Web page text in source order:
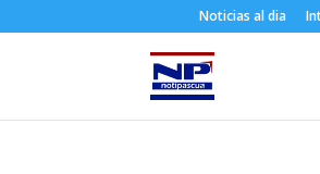
Noticias al dia